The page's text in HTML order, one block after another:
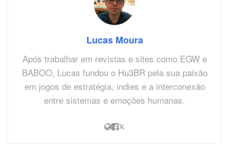
Lucas Moura
Após trabalhar em revistas e sites como EGW e
BABOO, Lucas fundou o Hu3BR pela sua paixão
em jogos de estratégia, indies e a interconexão
entre sistemas e emoções humanas.